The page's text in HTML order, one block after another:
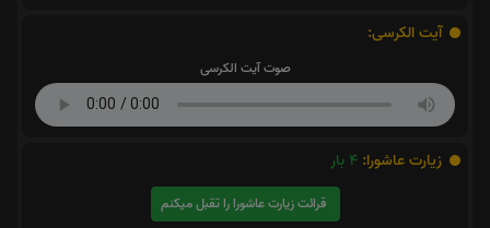
آیت الکرسی:
صوت آیت الکرسی
زیارت عاشورا: 4 بار
قرائت زیارت عاشورا را تقبل میکنم